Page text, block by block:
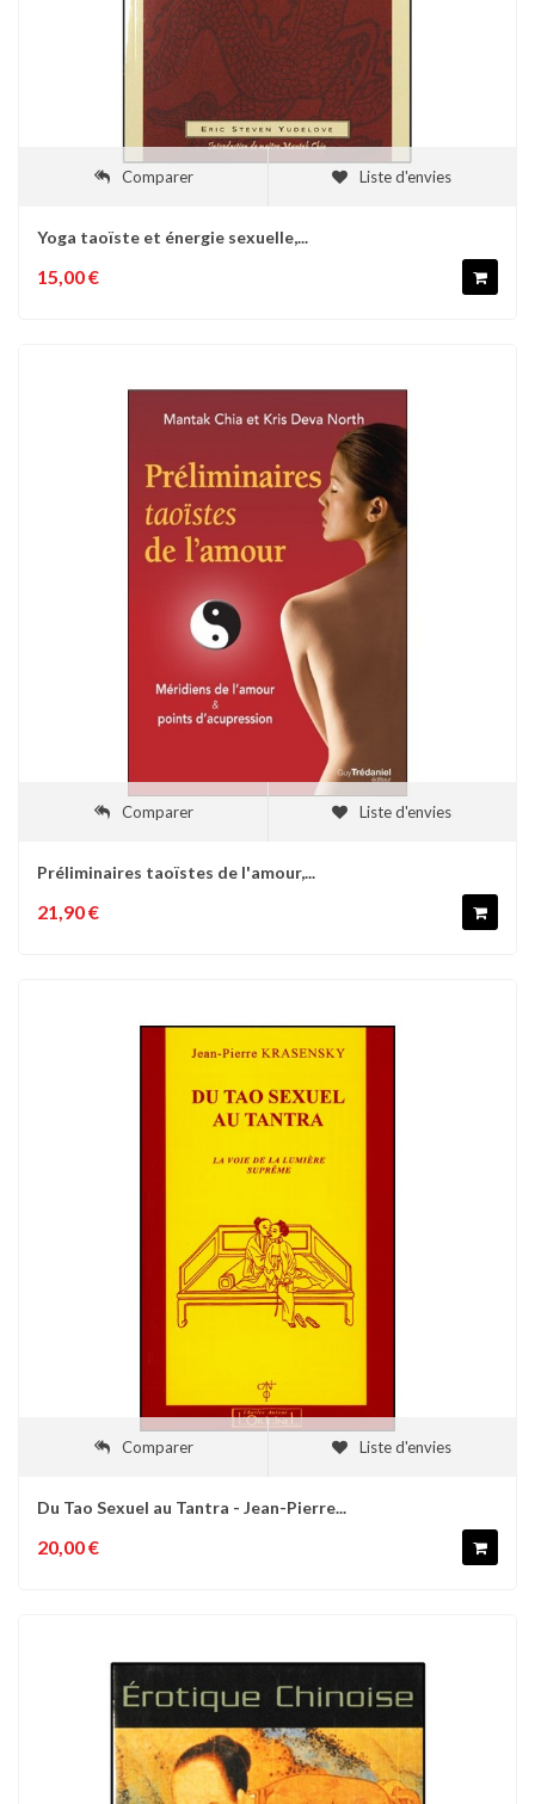
Comparer Liste d'envies
Yoga taoïste et énergie sexuelle,...
15,00 €
Comparer Liste d'envies
Préliminaires taoïstes de l'amour,...
21,90 €
Comparer Liste d'envies
Du Tao Sexuel au Tantra - Jean-Pierre...
20,00 €